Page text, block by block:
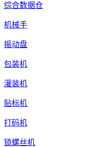
综合数据仓
机械手
振动盘
包装机
灌装机
贴标机
打码机
锁螺丝机